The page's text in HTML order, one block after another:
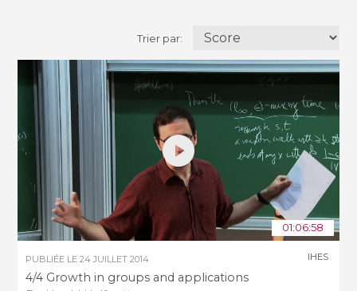
Trier par:
01:06:58
PUBLIÉE LE24 JUILLET 2014
4/4 Growth in groups and applications
IHES